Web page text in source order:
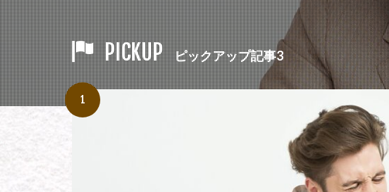
PICKUP ピックアップ記事3